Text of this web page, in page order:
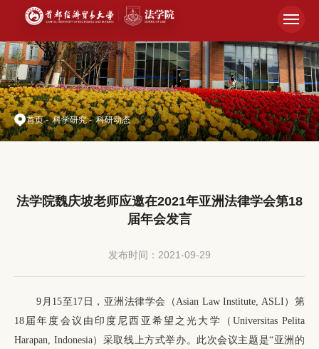
首页- 科学研究- 科研动态
法学院魏庆坡老师应邀在2021年亚洲法律学会第18
届年会发言
发布时间：2021-09-29
9月15至17日，亚洲法律学会（Asian Law Institute, ASLI）第
18届年度会议由印度尼西亚希望之光大学（Universitas Pelita
Harapan, Indonesia）采取线上方式举办。此次会议主题是“亚洲的